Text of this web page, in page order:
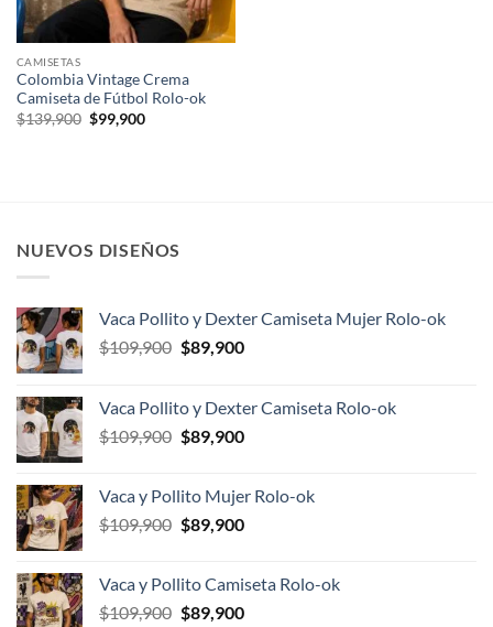
CAMISETAS
Colombia Vintage Crema
Camiseta de Fútbol Rolo-ok
$139,900 El
precio
$99,900El
NUEVOS DISEÑOS
Vaca Pollito y Dexter Camiseta Mujer Rolo-ok
$109,900 El
era:
$109,900.
$89,900El
es:
$89,900.
Vaca Pollito y Dexter Camiseta Rolo-ok
$109,900 El
era:
$109,900.
$89,900El
es:
$89,900.
Vaca y Pollito Mujer Rolo-ok
$109,900 El
era:
$109,900.
$89,900El
es:
$89,900.
Vaca y Pollito Camiseta Rolo-ok
$109,900 El
$89,900El